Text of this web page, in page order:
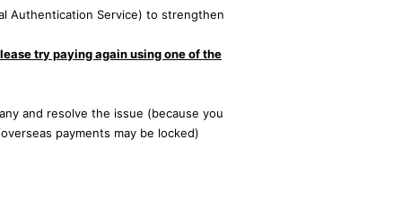
Authentication Service) to strengthen
try paying again using one of the
and resolve the issue (because you
payments may be locked)